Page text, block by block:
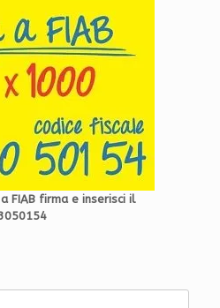
FIAB firma e inserisci il